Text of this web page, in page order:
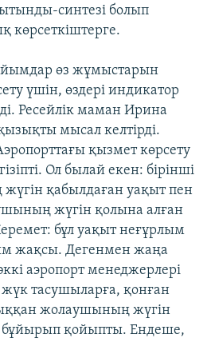
синтезі болып
көрсеткіштерге.
өз жұмыстарын
үшін, өздері индикатор
Ресейлік маман Ирина
мысал келтірді.
қызмет көрсету
Ол былай екен: бірінші
қабылдаған уақыт пен
жүгін қолына алған
бұл уақыт неғұрлым
жақсы. Дегенмен жаңа
аэропорт менеджерлері
жүк тасушыларға, қонған
жолаушының жүгін
бұйырып қойыпты. Ендеше,